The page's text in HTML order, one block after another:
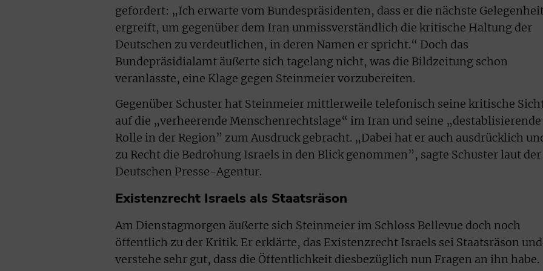
gefordert: „Ich erwarte vom Bundespräsidenten, dass er die nächste
ergreift, um gegenüber dem Iran unmissverständlich die kritische Haltung der
Deutschen zu verdeutlichen, in deren Namen er spricht.“ Doch das
Bundepräsidialamt äußerte sich tagelang nicht, was die Bildzeitung schon
veranlasste, eine Klage gegen Steinmeier vorzubereiten.
Gegenüber Schuster hat Steinmeier mittlerweile telefonisch seine kritische
auf die „verheerende Menschenrechtslage“ im Iran und seine „destablisierende
Rolle in der Region” zum Ausdruck gebracht. „Dabei hat er auch ausdrücklich
zu Recht die Bedrohung Israels in den Blick genommen”, sagte Schuster laut der
Deutschen Presse-Agentur.
Existenzrecht Israels als Staatsräson
Am Dienstagmorgen äußerte sich Steinmeier im Schloss Bellevue doch noch
öffentlich zu der Kritik. Er erklärte, das Existenzrecht Israels sei Staatsräson
verstehe sehr gut, dass die Öffentlichkeit diesbezüglich nun Fragen an ihn habe.